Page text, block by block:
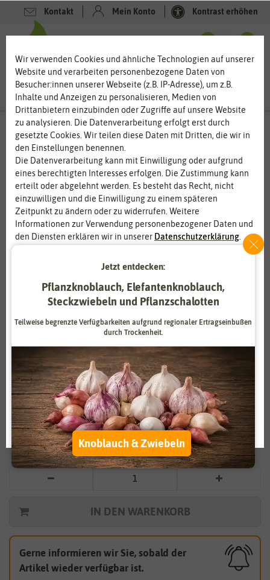
Kontakt Mein Konto Kontrast erhöhen
Vergrößern durch berühren
Ixia Mischung (20 Stück)
1,99 €
*
* inkl. 7% MwSt. zzgl.Versandkosten
IN DEN WARENKORB
Gerne informieren wir Sie, sobald der
Artikel wieder verfügbar ist.
Wir verwenden Cookies und ähnliche Technologien auf unserer
Website und verarbeiten personenbezogene Daten von
Besucher:innen unserer Webseite (z.B. IP-Adresse), um z.B.
Inhalte und Anzeigen zu personalisieren, Medien von
Drittanbietern einzubinden oder Zugriffe auf unsere Website
zu analysieren. Die Datenverarbeitung erfolgt erst durch
gesetzte Cookies. Wir teilen diese Daten mit Dritten, die wir in
den Einstellungen benennen.
Die Datenverarbeitung kann mit Einwilligung oder aufgrund
eines berechtigten Interesses erfolgen. Die Zustimmung kann
erteilt oder abgelehnt werden. Es besteht das Recht, nicht
einzuwilligen und die Einwilligung zu einem späteren
Zeitpunkt zu ändern oder zu widerrufen. Weitere
Informationen zur Verwendung personenbezogener Daten und
den Diensten erklären wir in unserer Daten­schutz­erklärung
Statistik
Zahlungsdienstleister Marketing
Alle akzeptieren
Alle ablehnen
Auswahl akzeptieren
Jetzt entdecken:
Pflanzknoblauch, Elefantenknoblauch,
Steckzwiebeln und Pflanzschalotten
Teilweise begrenzte Verfügbarkeiten aufgrund regionaler Ertragseinbußen
durch Trockenheit.
Knoblauch & Zwiebeln